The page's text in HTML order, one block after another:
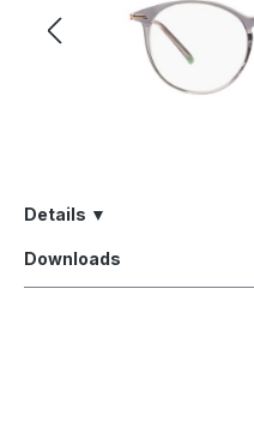
Details ▼
Downloads